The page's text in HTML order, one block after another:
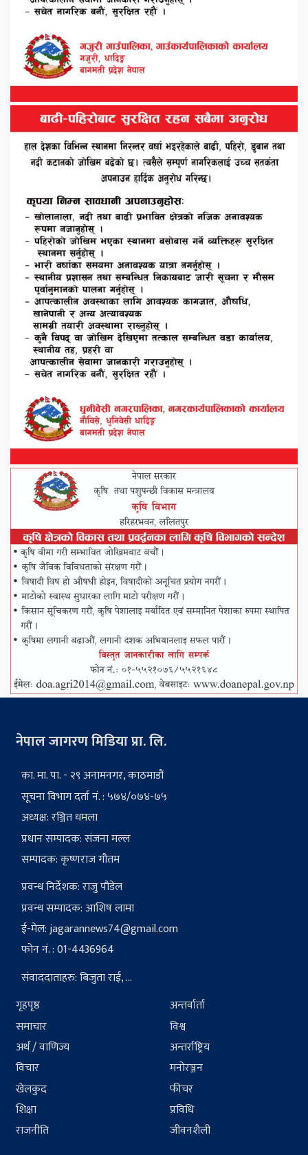
नेपाल जागरण मिडिया प्रा. लि.
का. मा. पा. - २९ अनामनगर, काठमाडौं
सूचना विभाग दर्ता नं. : ५७४/०७४-७५
अध्यक्ष: रञ्जित धमला
प्रधान सम्पादक: संजना मल्ल
सम्पादक: कृष्णराज गौतम
प्रवन्ध निर्देशक: राजु पौडेल
प्रवन्ध सम्पादक: आशिष लामा
ई-मेल:jagarannews74@gmail.com
फोन नं. : 01-4436964
संवाददाताहरु: बिजुता राई, ...
गृहपृष्ठ
समाचार
अर्थ / वाणिज्य
विचार
खेलकुद
शिक्षा
राजनीति
अन्तर्वार्ता
विश्व
अन्तर्राष्ट्रिय
मनोरञ्जन
फीचर
प्रविधि
जीवनशैली